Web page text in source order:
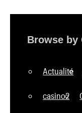
Browse by
Actualité
casino2